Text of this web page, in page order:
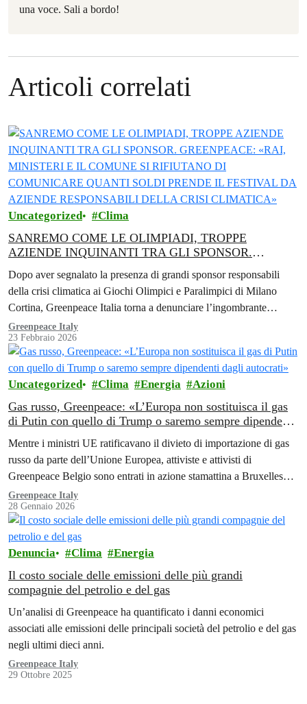
una voce. Sali a bordo!
Articoli correlati
Uncategorized Clima
SANREMO COME LE OLIMPIADI, TROPPE
AZIENDE INQUINANTI TRA GLI SPONSOR.
RIFIUTANO DI COMUNICARE QUANTI SOLDI
PRENDE IL FESTIVAL DA AZIENDE RESPONSABILI
DELLA CRISI CLIMATICA»
Dopo aver segnalato la presenza di grandi sponsor responsabili
della crisi climatica ai Giochi Olimpici e Paralimpici di Milano
Cortina, Greenpeace Italia torna a denunciare l’ingombrante
presenza di Eni al Festival…
Greenpeace Italy
23 Febbraio 2026
Uncategorized Clima Energia Azioni
Gas russo, Greenpeace: «L’Europa non sostituisca il gas
di Putin con quello di Trump o saremo sempre dipendenti
Mentre i ministri UE ratificavano il divieto di importazione di gas
russo da parte dell’Unione Europea, attiviste e attivisti di
Greenpeace Belgio sono entrati in azione stamattina a Bruxelles
per…
Greenpeace Italy
28 Gennaio 2026
Denuncia Clima Energia
Il costo sociale delle emissioni delle più grandi
compagnie del petrolio e del gas
Un’analisi di Greenpeace ha quantificato i danni economici
associati alle emissioni delle principali società del petrolio e del gas
negli ultimi dieci anni.
Greenpeace Italy
29 Ottobre 2025